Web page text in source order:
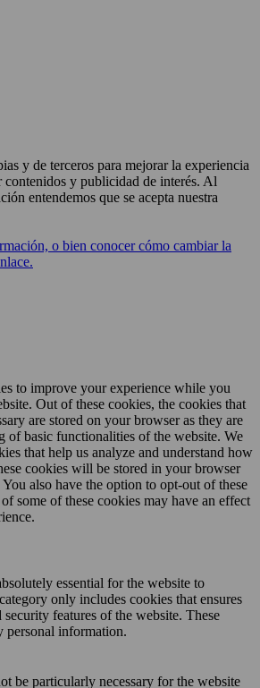
y de terceros para mejorar la experiencia
contenidos y publicidad de interés. Al
entendemos que se acepta nuestra
o bien conocer cómo cambiar la
to improve your experience while you
Out of these cookies, the cookies that
are stored on your browser as they are
of basic functionalities of the website. We
that help us analyze and understand how
cookies will be stored in your browser
also have the option to opt-out of these
some of these cookies may have an effect
essential for the website to
only includes cookies that ensures
features of the website. These
personal information.
be particularly necessary for the website